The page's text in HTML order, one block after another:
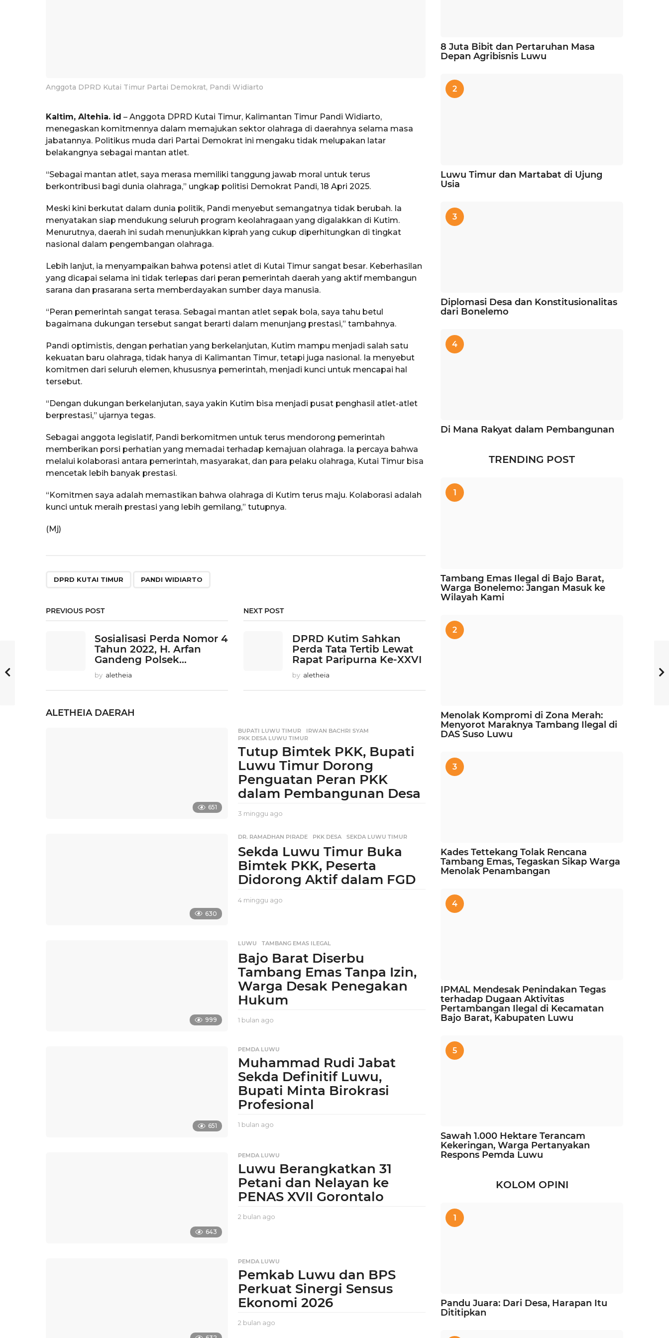
Anggota DPRD Kutai Timur Partai Demokrat, Pandi Widiarto
Kaltim, Altehia. id – Anggota DPRD Kutai Timur, Kalimantan Timur Pandi Widiarto,
menegaskan komitmennya dalam memajukan sektor olahraga di daerahnya selama masa
jabatannya. Politikus muda dari Partai Demokrat ini mengaku tidak melupakan latar
belakangnya sebagai mantan atlet.
“Sebagai mantan atlet, saya merasa memiliki tanggung jawab moral untuk terus
berkontribusi bagi dunia olahraga,” ungkap politisi Demokrat Pandi, 18 Apri 2025.
Meski kini berkutat dalam dunia politik, Pandi menyebut semangatnya tidak berubah. Ia
menyatakan siap mendukung seluruh program keolahragaan yang digalakkan di Kutim.
Menurutnya, daerah ini sudah menunjukkan kiprah yang cukup diperhitungkan di tingkat
nasional dalam pengembangan olahraga.
Lebih lanjut, ia menyampaikan bahwa potensi atlet di Kutai Timur sangat besar. Keberhasilan
yang dicapai selama ini tidak terlepas dari peran pemerintah daerah yang aktif membangun
sarana dan prasarana serta memberdayakan sumber daya manusia.
“Peran pemerintah sangat terasa. Sebagai mantan atlet sepak bola, saya tahu betul
bagaimana dukungan tersebut sangat berarti dalam menunjang prestasi,” tambahnya.
Pandi optimistis, dengan perhatian yang berkelanjutan, Kutim mampu menjadi salah satu
kekuatan baru olahraga, tidak hanya di Kalimantan Timur, tetapi juga nasional. Ia menyebut
komitmen dari seluruh elemen, khususnya pemerintah, menjadi kunci untuk mencapai hal
tersebut.
“Dengan dukungan berkelanjutan, saya yakin Kutim bisa menjadi pusat penghasil atlet-atlet
berprestasi,” ujarnya tegas.
Sebagai anggota legislatif, Pandi berkomitmen untuk terus mendorong pemerintah
memberikan porsi perhatian yang memadai terhadap kemajuan olahraga. Ia percaya bahwa
melalui kolaborasi antara pemerintah, masyarakat, dan para pelaku olahraga, Kutai Timur bisa
mencetak lebih banyak prestasi.
“Komitmen saya adalah memastikan bahwa olahraga di Kutim terus maju. Kolaborasi adalah
kunci untuk meraih prestasi yang lebih gemilang,” tutupnya.
(Mj)
DPRD KUTAI TIMUR PANDI WIDIARTO
PREVIOUS POST
Sosialisasi Perda Nomor 4
Tahun 2022, H. Arfan
Gandeng Polsek...
by aletheia
NEXT POST
DPRD Kutim Sahkan
Perda Tata Tertib Lewat
Rapat Paripurna Ke-XXVI
by aletheia
ALETHEIA DAERAH
651
BUPATI LUWU TIMUR ,IRWAN BACHRI SYAM
PKK DESA LUWU TIMUR
Tutup Bimtek PKK, Bupati
Luwu Timur Dorong
Penguatan Peran PKK
dalam Pembangunan Desa
3 minggu ago
u
a
630
DR. RAMADHAN PIRADE ,PKK DESA ,SEKDA LUWU TIMUR
Sekda Luwu Timur Buka
Bimtek PKK, Peserta
Didorong Aktif dalam FGD
4 minggu ago
g
u
g
999
LUWU ,TAMBANG EMAS ILEGAL
Bajo Barat Diserbu
Tambang Emas Tanpa Izin,
Warga Desak Penegakan
Hukum
1 bulan ago
l
n
a
g
o
651
PEMDA LUWU
Muhammad Rudi Jabat
Sekda Definitif Luwu,
Bupati Minta Birokrasi
Profesional
1 bulan ago
l
n
a
g
o
643
PEMDA LUWU
Luwu Berangkatkan 31
Petani dan Nelayan ke
PENAS XVII Gorontalo
2 bulan ago
n
a
o
PEMDA LUWU
Pemkab Luwu dan BPS
Perkuat Sinergi Sensus
Ekonomi 2026
2 bulan ago
8 Juta Bibit dan Pertaruhan Masa
Depan Agribisnis Luwu
2
Luwu Timur dan Martabat di Ujung
Usia
3
Diplomasi Desa dan Konstitusionalitas
dari Bonelemo
4
Di Mana Rakyat dalam Pembangunan
TRENDING POST
1
Tambang Emas Ilegal di Bajo Barat,
Warga Bonelemo: Jangan Masuk ke
Wilayah Kami
2
Menolak Kompromi di Zona Merah:
Menyorot Maraknya Tambang Ilegal di
DAS Suso Luwu
3
Kades Tettekang Tolak Rencana
Tambang Emas, Tegaskan Sikap Warga
Menolak Penambangan
4
IPMAL Mendesak Penindakan Tegas
terhadap Dugaan Aktivitas
Pertambangan Ilegal di Kecamatan
Bajo Barat, Kabupaten Luwu
5
Sawah 1.000 Hektare Terancam
Kekeringan, Warga Pertanyakan
Respons Pemda Luwu
KOLOM OPINI
1
Pandu Juara: Dari Desa, Harapan Itu
Dititipkan